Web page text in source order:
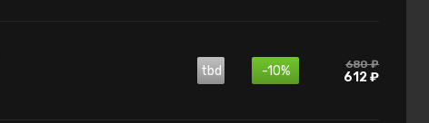
tbd -10% 680 ₽
612 ₽